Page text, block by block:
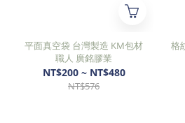
平面真空袋 台灣製造 KM包材
職人 廣銘膠業
NT$200 ~ NT$480
NT$576
格